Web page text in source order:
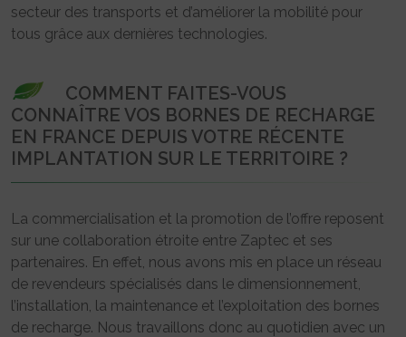
secteur des transports et d’améliorer la mobilité pour
tous grâce aux dernières technologies.
COMMENT FAITES-VOUS
CONNAÎTRE VOS BORNES DE RECHARGE
EN FRANCE DEPUIS VOTRE RÉCENTE
IMPLANTATION SUR LE TERRITOIRE ?
La commercialisation et la promotion de l’offre reposent
sur une collaboration étroite entre Zaptec et ses
partenaires. En effet, nous avons mis en place un réseau
de revendeurs spécialisés dans le dimensionnement,
l’installation, la maintenance et l’exploitation des bornes
de recharge. Nous travaillons donc au quotidien avec un